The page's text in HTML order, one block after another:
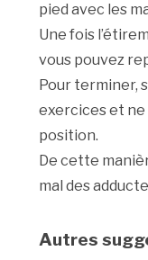
pied avec les
Une fois
vous pouvez
Pour terminer,
exercices et ne
position.
De cette
mal des
Autres